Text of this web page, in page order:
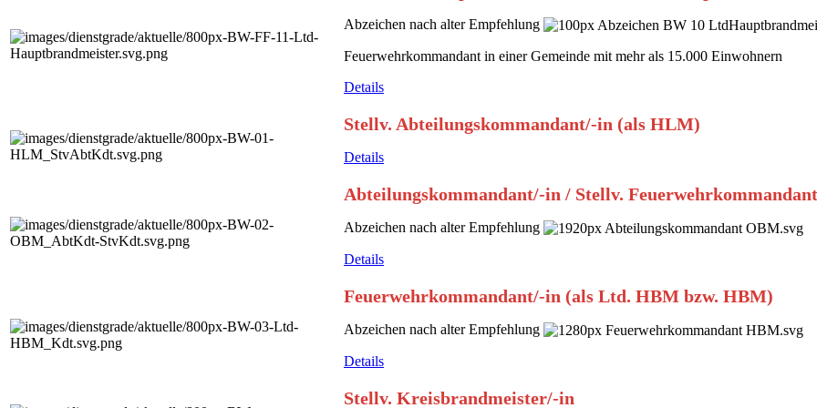
Abzeichen nach alter Empfehlung
Feuerwehrkommandant in einer Gemeinde mit mehr als 15.000 Einwohnern
Details
Stellv. Abteilungskommandant/-in (als HLM)
Details
Abteilungskommandant/-in / Stellv.
Abzeichen nach alter Empfehlung
Details
Feuerwehrkommandant/-in (als Ltd. HBM bzw. HBM)
Abzeichen nach alter Empfehlung
Details
Stellv. Kreisbrandmeister/-in